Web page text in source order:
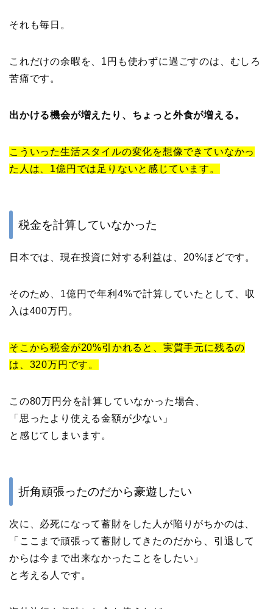
それも毎日。
これだけの余暇を、1円も使わずに過ごすのは、むしろ
苦痛です。
出かける機会が増えたり、ちょっと外食が増える。
こういった生活スタイルの変化を想像できていなかっ
た人は、1億円では足りないと感じています。
税金を計算していなかった
日本では、現在投資に対する利益は、20%ほどです。
そのため、1億円で年利4%で計算していたとして、収
入は400万円。
そこから税金が20%引かれると、実質手元に残るの
は、320万円です。
この80万円分を計算していなかった場合、
「思ったより使える金額が少ない」
と感じてしまいます。
折角頑張ったのだから豪遊したい
次に、必死になって蓄財をした人が陥りがちかのは、
「ここまで頑張って蓄財してきたのだから、引退して
からは今まで出来なかったことをしたい」
と考える人です。